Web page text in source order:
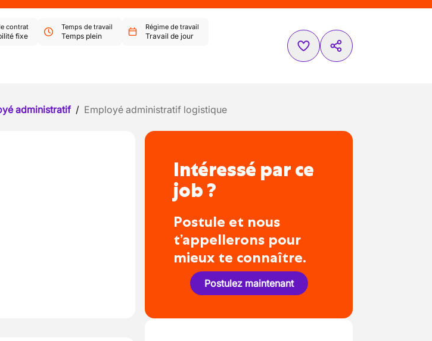
contrat
fixe
Temps de travail
Temps plein
Régime de travail
Travail de jour
administratif / Employé administratif logistique
Intéressé par ce
job ?
Postule et nous
t’appellerons pour
mieux te connaître.
Postulez maintenant